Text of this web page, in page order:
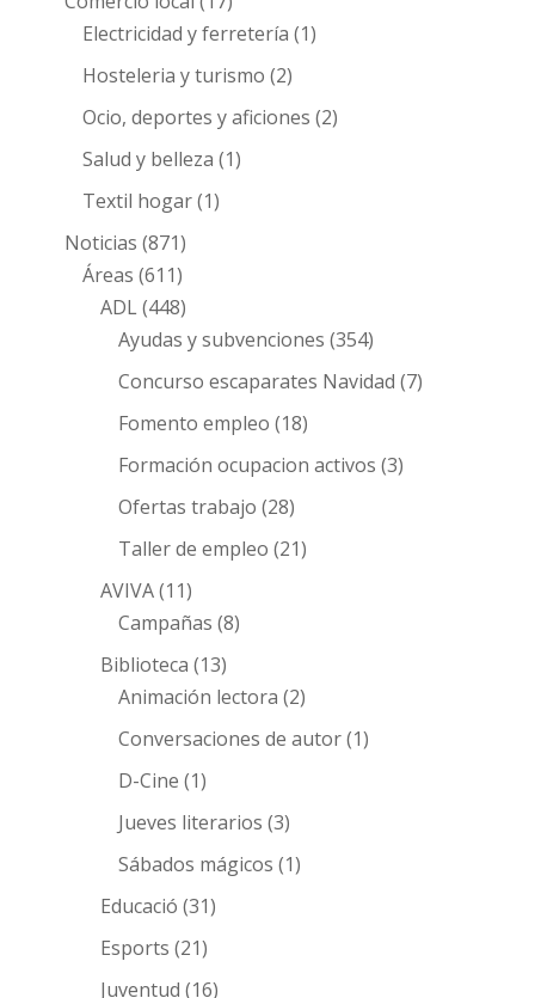
Electricidad y ferretería (1)
Hosteleria y turismo (2)
Ocio, deportes y aficiones (2)
Salud y belleza (1)
Textil hogar(1)
Noticias (871)
Áreas (611)
ADL(448)
Ayudas y subvenciones (354)
Concurso escaparates Navidad (7)
Fomento empleo (18)
Formación ocupacion activos (3)
Ofertas trabajo (28)
Taller de empleo (21)
AVIVA(11)
Campañas (8)
Biblioteca (13)
Animación lectora (2)
Conversaciones de autor(1)
D-Cine (1)
Jueves literarios (3)
Sábados mágicos (1)
Educació (31)
Esports (21)
Juventud (16)